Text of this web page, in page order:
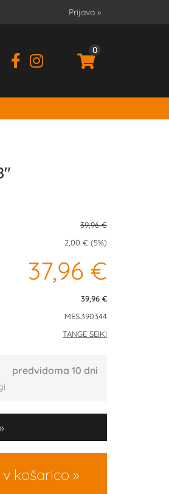
Prijava »
0
39,96 €
2,00 € (5%)
37,96 €
39,96 €
MES.390344
TANGE SEIKI
predvidoma 10 dni
košarico